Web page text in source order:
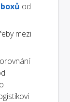
od
mezi